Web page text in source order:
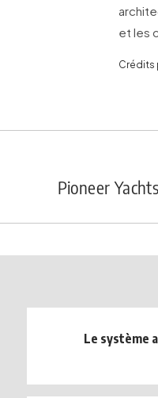
et les
Crédits
Pioneer
Le système